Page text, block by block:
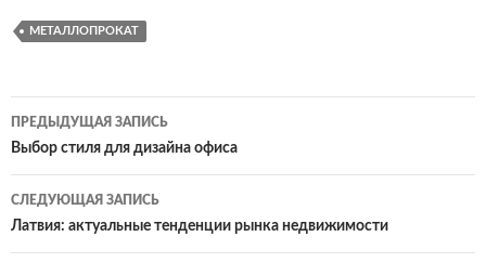
МЕТАЛЛОПРОКАТ
Навигация
по
записям
ПРЕДЫДУЩАЯ ЗАПИСЬ
Выбор стиля для дизайна офиса
СЛЕДУЮЩАЯ ЗАПИСЬ
Латвия: актуальные тенденции рынка недвижимости